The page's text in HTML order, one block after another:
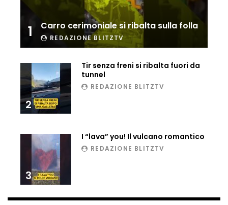
Tir bloccato sul passaggio a livello:
treno lo distrugge
Parco divertimenti, attrazione cede
all’improvviso
tragedia a Petén
Russia sotto zero: fiumi congelati e navi
rompighiaccio a Mosca
1 Carro cerimoniale si ribalta sulla folla
REDAZIONE BLITZTV
2
Tir senza freni si ribalta fuori da
tunnel
REDAZIONE BLITZTV
3
I “lava” you! Il vulcano romantico
REDAZIONE BLITZTV